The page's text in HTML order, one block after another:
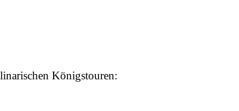
Königstouren: